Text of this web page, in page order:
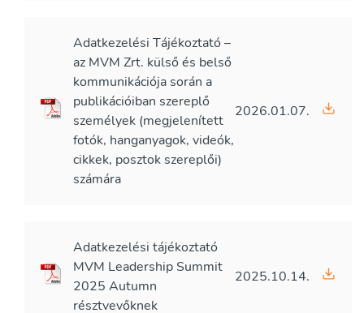
Adatkezelési Tájékoztató –
az MVM Zrt. külső és belső
kommunikációja során a
publikációiban szereplő
személyek (megjelenített
fotók, hanganyagok, videók,
cikkek, posztok szereplői)
számára
2026.01.07.
Adatkezelési tájékoztató
MVM Leadership Summit
2025 Autumn
résztvevőknek
2025.10.14.